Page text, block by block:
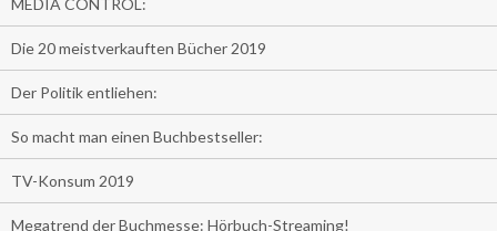
MEDIA CONTROL:
Die 20 meistverkauften Bücher 2019
Der Politik entliehen:
So macht man einen Buchbestseller:
TV-Konsum 2019
Megatrend der Buchmesse: Hörbuch-Streaming!